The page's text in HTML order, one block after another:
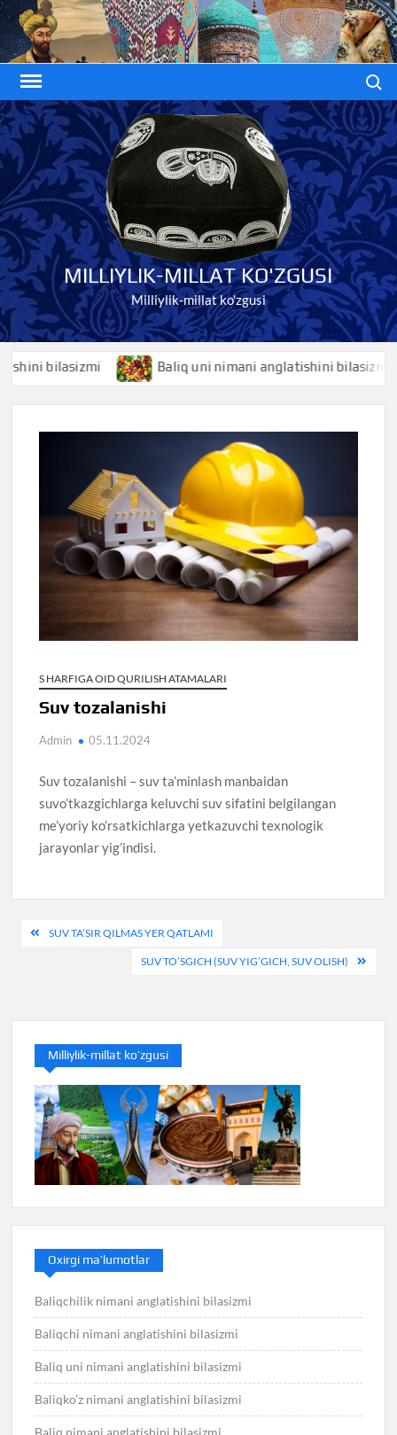
Skip
to
content
MILLIYLIK-MILLAT KO'ZGUSI
Milliylik-millat ko'zgusi
bilasizmi Baliq uni nimani anglatishini bilasizmi
S HARFIGA OID QURILISH ATAMALARI
Suv tozalanishi
Admin 05.11.2024
Suv tozalanishi – suv ta’minlash manbaidan
suvo’tkazgichlarga keluvchi suv sifatini belgilangan
me’yoriy ko’rsatkichlarga yetkazuvchi texnologik
jarayonlar yig’indisi.
PostSUV TA’SIR QILMAS YER QATLAMI
SUV TO’SGICH (SUV YIG’GICH, SUV OLISH)
Milliylik-millat ko’zgusi
Oxirgi ma’lumotlar
Baliqchilik nimani anglatishini bilasizmi
Baliqchi nimani anglatishini bilasizmi
Baliq uni nimani anglatishini bilasizmi
Baliqko’z nimani anglatishini bilasizmi
Baliq nimani anglatishini bilasizmi